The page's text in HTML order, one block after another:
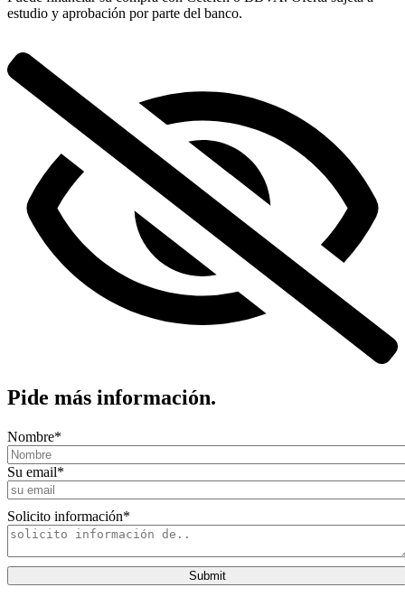
estudio y aprobación por parte del banco.
Pide más información.
Nombre*
Su email*
Solicito información*
Submit